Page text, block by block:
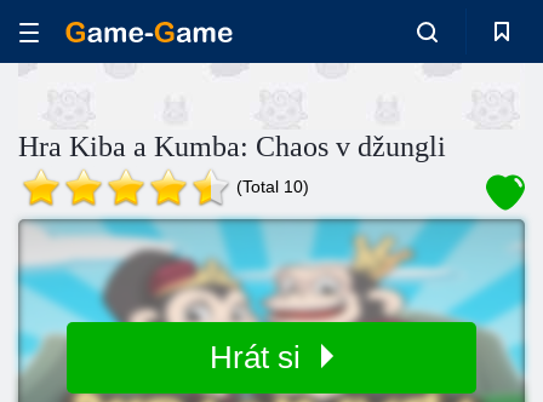
Hra Kiba a Kumba: Chaos v džungli
(Total 10)
Hrát si